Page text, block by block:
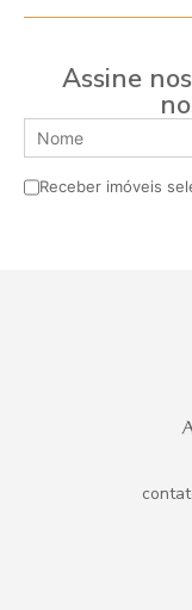
Assine
Receber imóveis